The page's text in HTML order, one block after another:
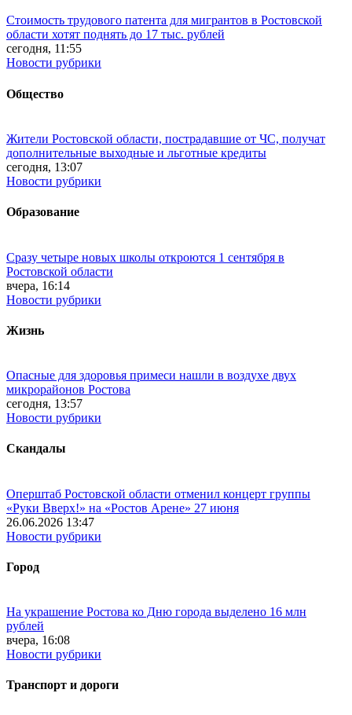
Стоимость трудового патента для мигрантов в Ростовской
области хотят поднять до 17 тыс. рублей
сегодня, 11:55
Новости рубрики
Общество
Жители Ростовской области, пострадавшие от ЧС, получат
дополнительные выходные и льготные кредиты
сегодня, 13:07
Новости рубрики
Образование
Сразу четыре новых школы откроются 1 сентября в
Ростовской области
вчера, 16:14
Новости рубрики
Жизнь
Опасные для здоровья примеси нашли в воздухе двух
микрорайонов Ростова
сегодня, 13:57
Новости рубрики
Скандалы
Оперштаб Ростовской области отменил концерт группы
«Руки Вверх!» на «Ростов Арене» 27 июня
26.06.2026 13:47
Новости рубрики
Город
На украшение Ростова ко Дню города выделено 16 млн
рублей
вчера, 16:08
Новости рубрики
Транспорт и дороги